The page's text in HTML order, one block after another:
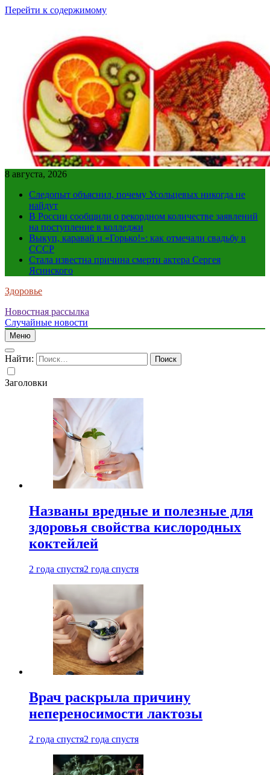
Перейти к содержимому
8 августа, 2026
Следопыт объяснил, почему Усольцевых никогда не
найдут
В России сообщили о рекордном количестве заявлений
на поступление в колледжи
Выкуп, каравай и «Горько!»: как отмечали свадьбу в
СССР
Стала известна причина смерти актера Сергея
Ясинского
Здоровье
Новостная рассылка
Случайные новости
Меню
Найти:
Заголовки
Названы вредные и полезные для
здоровья свойства кислородных
коктейлей
2 года спустя2 года спустя
Врач раскрыла причину
непереносимости лактозы
2 года спустя2 года спустя